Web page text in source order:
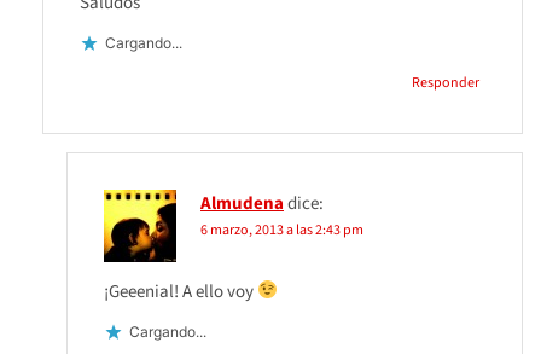
Cargando...
Responder
Almudenadice:
6 marzo, 2013 a las 2:43 pm
¡Geeenial! A ello voy
Cargando...